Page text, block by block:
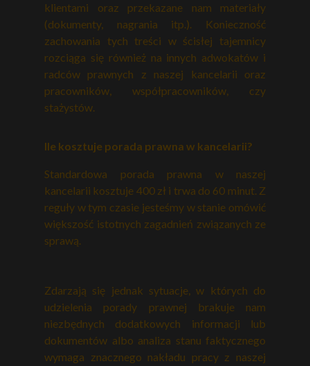
klientami oraz przekazane nam materiały
(dokumenty, nagrania itp.). Konieczność
zachowania tych treści w ścisłej tajemnicy
rozciąga się również na innych adwokatów i
radców prawnych z naszej kancelarii oraz
pracowników, współpracowników, czy
stażystów.
Ile kosztuje porada prawna w kancelarii?
Standardowa porada prawna w naszej
kancelarii kosztuje 400 zł i trwa do 60 minut. Z
reguły w tym czasie jesteśmy w stanie omówić
większość istotnych zagadnień związanych ze
sprawą.
Zdarzają się jednak sytuacje, w których do
udzielenia porady prawnej brakuje nam
niezbędnych dodatkowych informacji lub
dokumentów albo analiza stanu faktycznego
wymaga znacznego nakładu pracy z naszej